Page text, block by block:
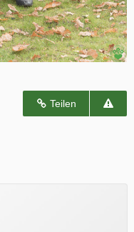
Teilen